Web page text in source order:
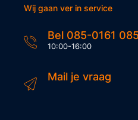
Wij gaan ver in service
Bel 085-0161 085
10:00-16:00
Mail je vraag